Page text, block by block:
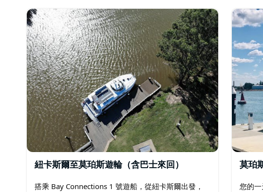
紐卡斯爾至莫珀斯遊輪（含巴士來回）
搭乘 Bay Connections 1 號遊船，從紐卡斯爾出發，
莫珀
您的